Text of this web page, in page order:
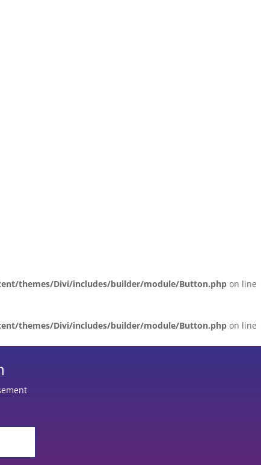
themes/Divi/includes/builder/module/Button.php on line
themes/Divi/includes/builder/module/Button.php on line